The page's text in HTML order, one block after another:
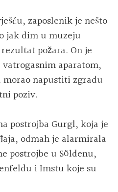
zaposlenik je nešto
jak dim u muzeju
požara. On je
aparatom,
napustiti zgradu
poziv.
postrojba Gurgl, koja je
odmah je alarmirala
postrojbe u Söldenu,
i Imstu koje su